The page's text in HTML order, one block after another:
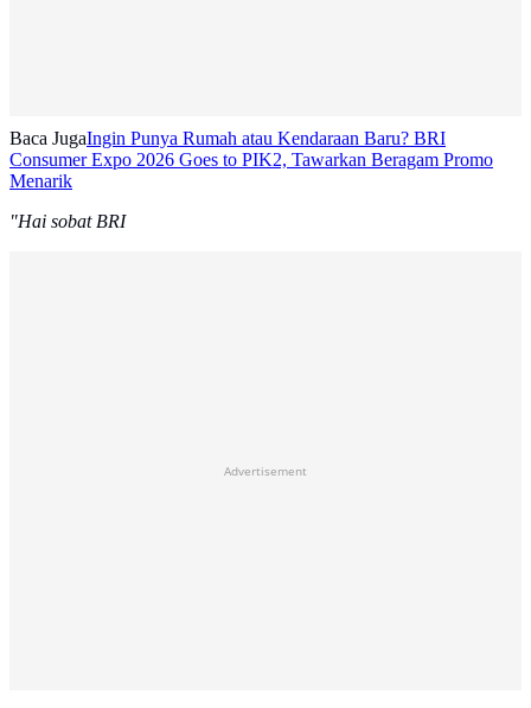
Baca JugaIngin Punya Rumah atau Kendaraan Baru? BRI
Consumer Expo 2026 Goes to PIK2, Tawarkan Beragam Promo
Menarik
"Hai sobat BRI
Advertisement